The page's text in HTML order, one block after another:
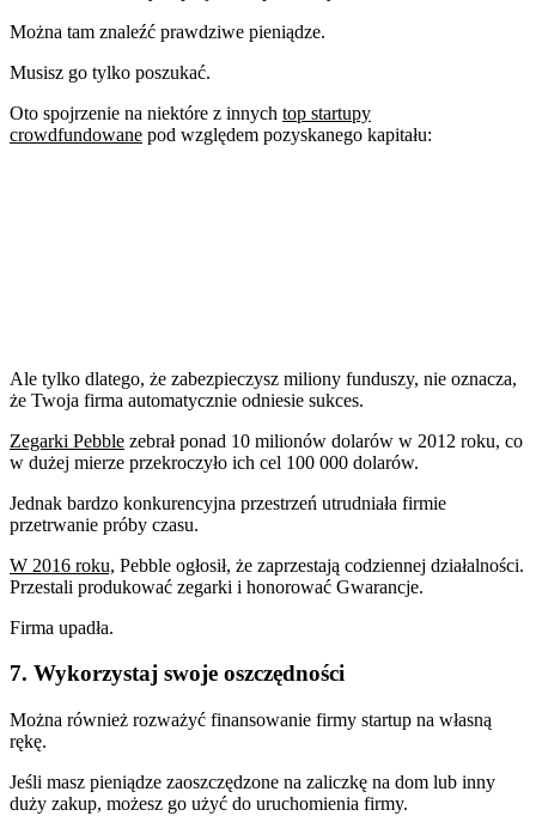
Można tam znaleźć prawdziwe pieniądze.
Musisz go tylko poszukać.
Oto spojrzenie na niektóre z innych top startupy
crowdfundowane pod względem pozyskanego kapitału:
Ale tylko dlatego, że zabezpieczysz miliony funduszy, nie oznacza,
że Twoja firma automatycznie odniesie sukces.
Zegarki Pebble zebrał ponad 10 milionów dolarów w 2012 roku, co
w dużej mierze przekroczyło ich cel 100 000 dolarów.
Jednak bardzo konkurencyjna przestrzeń utrudniała firmie
przetrwanie próby czasu.
W 2016 roku, Pebble ogłosił, że zaprzestają codziennej działalności.
Przestali produkować zegarki i honorować Gwarancje.
Firma upadła.
7. Wykorzystaj swoje oszczędności
Można również rozważyć finansowanie firmy startup na własną
rękę.
Jeśli masz pieniądze zaoszczędzone na zaliczkę na dom lub inny
duży zakup, możesz go użyć do uruchomienia firmy.